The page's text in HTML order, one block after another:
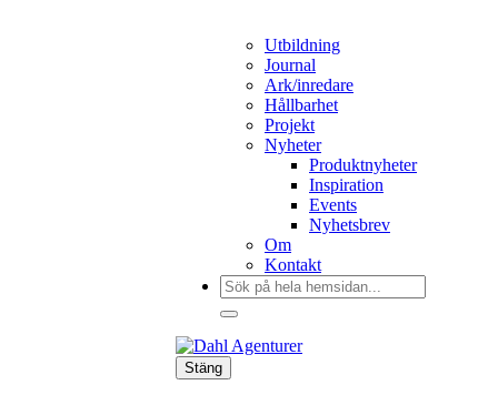
Utbildning
Journal
Ark/inredare
Hållbarhet
Projekt
Nyheter
Produktnyheter
Inspiration
Events
Nyhetsbrev
Om
Kontakt
Sök
efter:
Stäng